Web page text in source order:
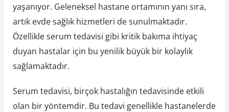
yaşanıyor. Geleneksel hastane ortamının yanı sıra,
artık evde sağlık hizmetleri de sunulmaktadır.
Özellikle serum tedavisi gibi kritik bakıma ihtiyaç
duyan hastalar için bu yenilik büyük bir kolaylık
sağlamaktadır.
Serum tedavisi, birçok hastalığın tedavisinde etkili
olan bir yöntemdir. Bu tedavi genellikle hastanelerde